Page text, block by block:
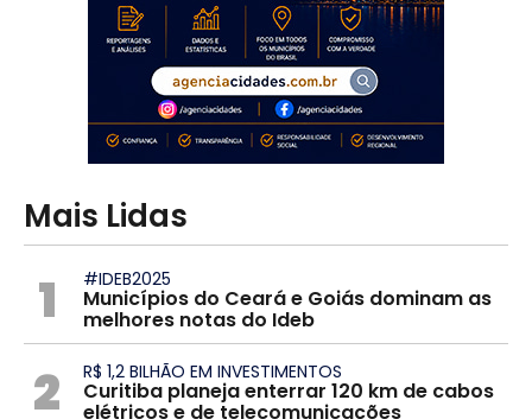
Mais Lidas
1 #IDEB2025
Municípios do Ceará e Goiás dominam as
melhores notas do Ideb
2 R$ 1,2 BILHÃO EM INVESTIMENTOS
Curitiba planeja enterrar 120 km de cabos
elétricos e de telecomunicações